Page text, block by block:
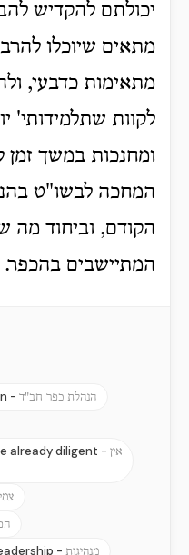
יכולתם להקדיש
מתאים שיוכלו
מתאימות כדבעי,
לקוות שתלמידותי'
ומחנכות במשך זמן
המחכה לבשו"ט
הקודם, וביחוד מה
המתיישבים בהכפר.
- הנהלת כפר חב"ד
already diligent - אין
- מנהיגות